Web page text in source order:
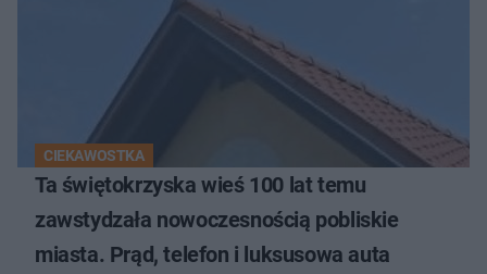
CIEKAWOSTKA
Ta świętokrzyska wieś 100 lat temu
zawstydzała nowoczesnością pobliskie
miasta. Prąd, telefon i luksusowa auta